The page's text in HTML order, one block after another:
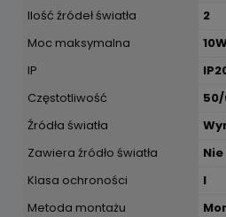
Ilość źródeł światła
2
Moc maksymalna
IP
Częstotliwość
50/
Źródła światła
Zawiera źródło światła
Nie
Klasa ochroności
I
Metoda montażu